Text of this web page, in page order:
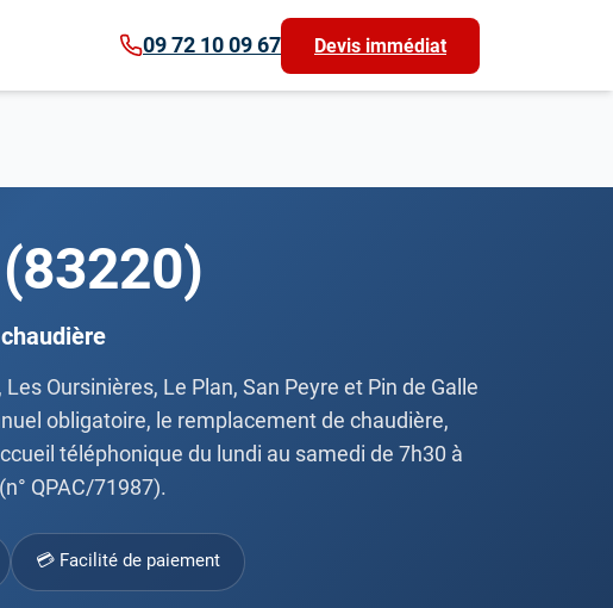
09 72 10 09 67 Devis immédiat
Oursinières, Le Plan, San Peyre et Pin de Galle
obligatoire, le remplacement de chaudière,
téléphonique du lundi au samedi de 7h30 à
QPAC/71987).
💳 Facilité de paiement